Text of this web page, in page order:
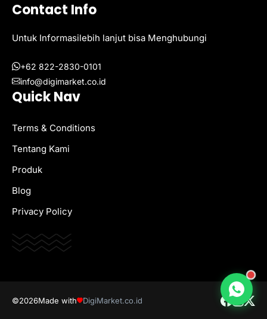
Contact Info
Untuk Informasilebih lanjut bisa Menghubungi
+62 822-2830-0101
info@digimarket.co.id
Quick Nav
Terms & Conditions
Tentang Kami
Produk
Blog
Privacy Policy
©2026Made with DigiMarket.co.id